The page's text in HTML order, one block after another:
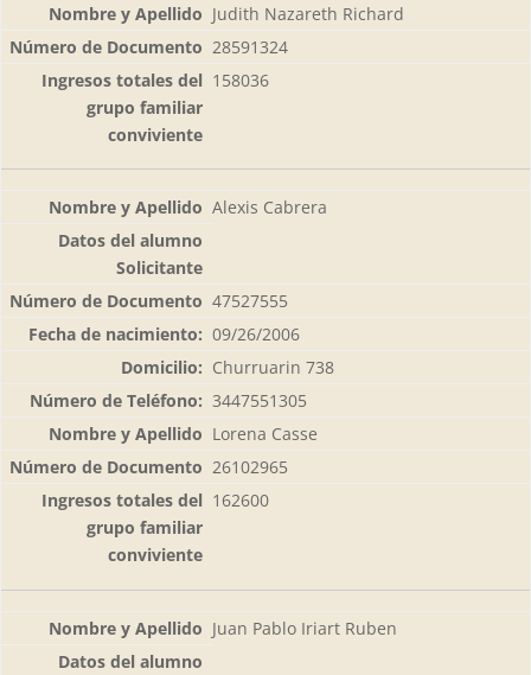
Judith Nazareth Richard
28591324
158036
Alexis Cabrera
47527555
09/26/2006
Churruarin 738
3447551305
Lorena Casse
26102965
162600
Juan Pablo Iriart Ruben